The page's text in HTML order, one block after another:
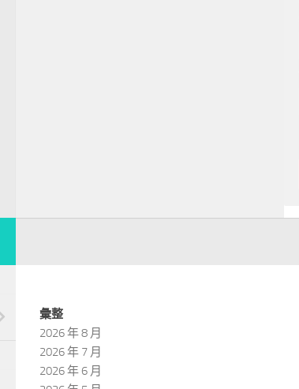
彙整
2026 年 8 月
2026 年 7 月
2026 年 6 月